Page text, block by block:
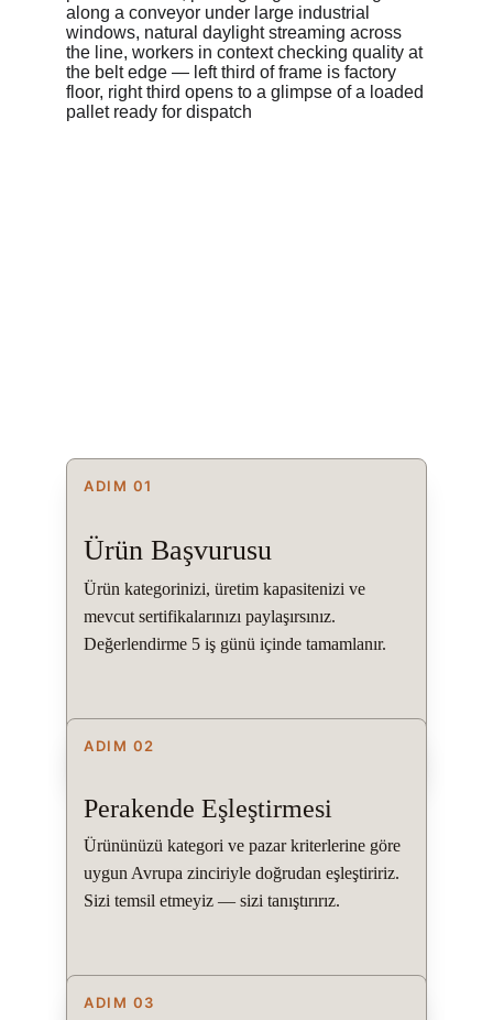
ADIM 01
ADIM 02
ADIM 03
Ürün Başvurusu
Perakende Eşleştirmesi
Ürün kategorinizi, üretim kapasitenizi ve
mevcut sertifikalarınızı paylaşırsınız.
Değerlendirme 5 iş günü içinde tamamlanır.
Ürününüzü kategori ve pazar kriterlerine göre
uygun Avrupa zinciriyle doğrudan eşleştiririz.
Sizi temsil etmeyiz — sizi tanıştırırız.